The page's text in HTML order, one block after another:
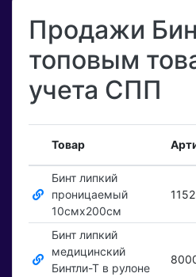
Продажи
топовым
учета СПП
Товар
Бинт липкий
проницаемый
10смх200см
Бинт липкий
медицинский
Бинтли-Т в рулоне